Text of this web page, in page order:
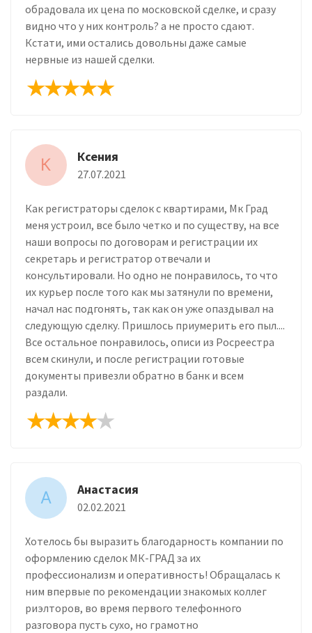
обрадовала их цена по московской сделке, и сразу
видно что у них контроль? а не просто сдают.
Кстати, ими остались довольны даже самые
нервные из нашей сделки.
К Ксения
27.07.2021
Как регистраторы сделок с квартирами, Мк Град
меня устроил, все было четко и по существу, на все
наши вопросы по договорам и регистрации их
секретарь и регистратор отвечали и
консультировали. Но одно не понравилось, то что
их курьер после того как мы затянули по времени,
начал нас подгонять, так как он уже опаздывал на
следующую сделку. Пришлось приумерить его пыл....
Все остальное понравилось, описи из Росреестра
всем скинули, и после регистрации готовые
документы привезли обратно в банк и всем
раздали.
А Анастасия
02.02.2021
Хотелось бы выразить благодарность компании по
оформлению сделок МК-ГРАД за их
профессионализм и оперативность! Обращалась к
ним впервые по рекомендации знакомых коллег
риэлторов, во время первого телефонного
разговора пусть сухо, но грамотно